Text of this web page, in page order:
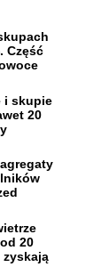
Część
i skupie
20
20